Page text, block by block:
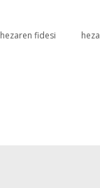
hezaren fidesi